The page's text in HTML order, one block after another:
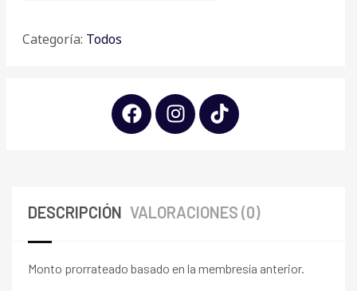
Categoría: Todos
DESCRIPCIÓN VALORACIONES (0)
Monto prorrateado basado en la membresía anterior.